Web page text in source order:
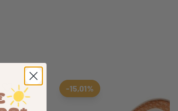
Aggiungi ai preferiti
borrar favoritos -15,01%